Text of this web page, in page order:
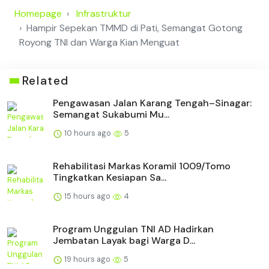
Homepage
Infrastruktur
Hampir Sepekan TMMD di Pati, Semangat Gotong
Royong TNI dan Warga Kian Menguat
Related
Pengawasan Jalan Karang Tengah–Sinagar:
Semangat Sukabumi Mu...
10 hours ago 5
Rehabilitasi Markas Koramil 1009/Tomo
Tingkatkan Kesiapan Sa...
15 hours ago 4
Program Unggulan TNI AD Hadirkan
Jembatan Layak bagi Warga D...
19 hours ago 5